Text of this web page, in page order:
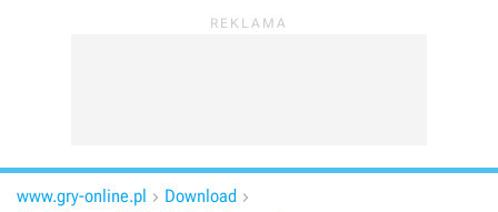
www.gry-online.pl  Download 